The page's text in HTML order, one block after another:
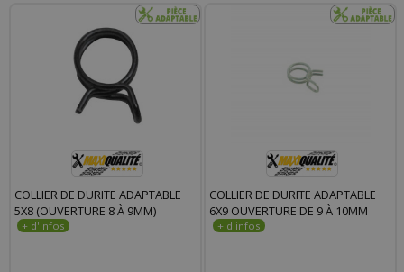
COLLIER DE DURITE ADAPTABLE
5X8 (OUVERTURE 8 À 9MM)
COLLIER DE DURITE ADAPTABLE
6X9 OUVERTURE DE 9 À 10MM